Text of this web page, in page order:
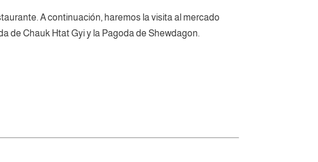
A continuación, haremos la visita al mercado
de Chauk Htat Gyi y la Pagoda de Shewdagon.